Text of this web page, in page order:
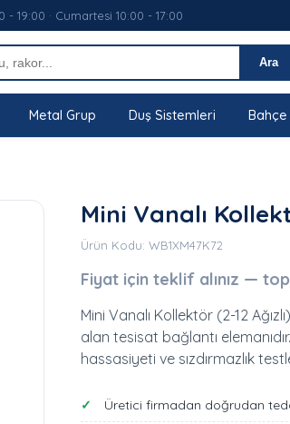
- 19:00 · Cumartesi 10:00 - 17:00
Ara
Metal Grup Duş Sistemleri
Mini Vanalı
Ürün Kodu: WB1XM47K72
Fiyat için teklif alınız —
Mini Vanalı Kollektör (2-12
alan tesisat bağlantı
hassasiyeti ve sızdırmazlık
Üretici firmadan doğrudan